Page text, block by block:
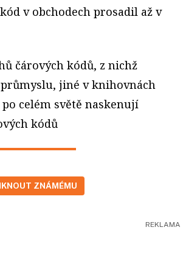
v obchodech prosadil až v
čárových kódů, z nichž
jiné v knihovnách
celém světě naskenují
kódů
ZNÁMÉMU